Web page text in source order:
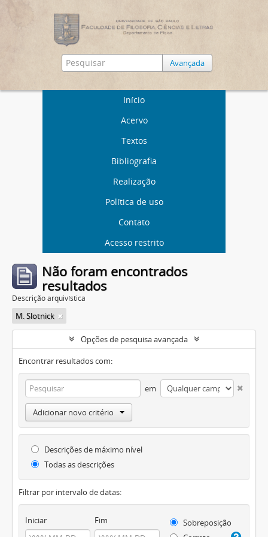
Avançada
Início
Acervo
Textos
Bibliografia
Realização
Política de uso
Contato
Acesso restrito
Não foram encontrados
resultados
Descrição arquivística
M. Slotnick
Opções de pesquisa avançada
Encontrar resultados com:
em
Adicionar novo critério
Descrições de máximo nível
Todas as descrições
Filtrar por intervalo de datas:
Iniciar Fim
Sobreposição